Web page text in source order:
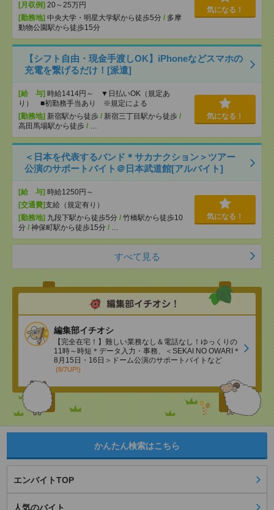
[月収例] 20～25万円
[勤務地] 中央大学・明星大学駅から徒歩5分 / 多摩
動物公園駅から徒歩15分
気になる！
【シフト自由・現金手渡しOK】iPhoneなどスマホの
充電を繋げるだけ！[派遣]
[給 与] 時給1414円～ ▼日払いOK（規定あ
り） ■初勤務手当あり ※規定による
[勤務地] 新宿駅から徒歩 / 新宿三丁目駅から徒歩 /
高田馬場駅から徒歩 / …
気になる！
＜日本を代表するバンド＊サカナクション＞ツアー
公演のサポートバイト＠日本武道館[アルバイト]
[給 与] 時給1250円～
[交通費]支給（規定有り）
[勤務地] 九段下駅から徒歩5分 / 竹橋駅から徒歩10
分 / 神保町駅から徒歩15分 / …
気になる！
すべて見る
編集部イチオシ
【完全在宅！】難しい業務なし＆電話なし！ゆっくりの
11時～時短＊データ入力・事務、＜SEKAI NO OWARI＊
8月15日・16日＞ドーム公演のサポートバイトなど
(8/7UP!)
かんたん検索はこちら
エンバイトTOP
人気のバイト